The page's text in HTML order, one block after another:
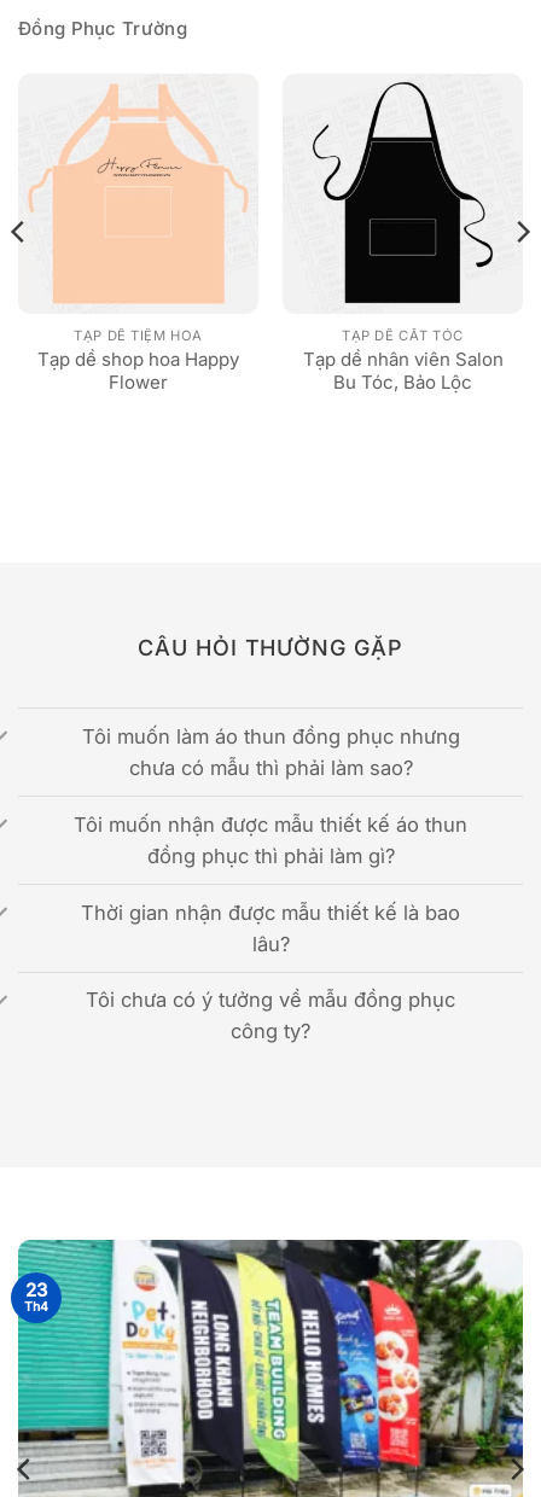
Đồng Phục Trường
TẠP DỀ TIỆM HOA
Tạp dề shop hoa Happy
Flower
TẠP DỀ CẮT TÓC
Tạp dề nhân viên Salon
Bu Tóc, Bảo Lộc
CÂU HỎI THƯỜNG GẶP
Tôi muốn làm áo thun đồng phục nhưng
chưa có mẫu thì phải làm sao?
Tôi muốn nhận được mẫu thiết kế áo thun
đồng phục thì phải làm gì?
Thời gian nhận được mẫu thiết kế là bao
lâu?
Tôi chưa có ý tưởng về mẫu đồng phục
công ty?
23
Th4